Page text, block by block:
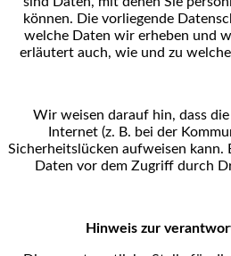
können. Die vorliegende
welche Daten wir erheben und
erläutert auch, wie und zu
Wir weisen darauf hin, dass
Internet (z. B. bei der
Sicherheitslücken aufweisen kann.
Daten vor dem Zugriff durch
Hinweis zur